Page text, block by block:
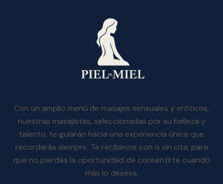
Con un amplio menú de masajes sensuales y eróticos,
nuestras masajistas, seleccionadas por su belleza y
talento, te guiarán hacia una experiencia única que
recordarás siempre. Te recibimos con o sin cita, para
que no pierdas la oportunidad de consentirte cuando
más lo desees.